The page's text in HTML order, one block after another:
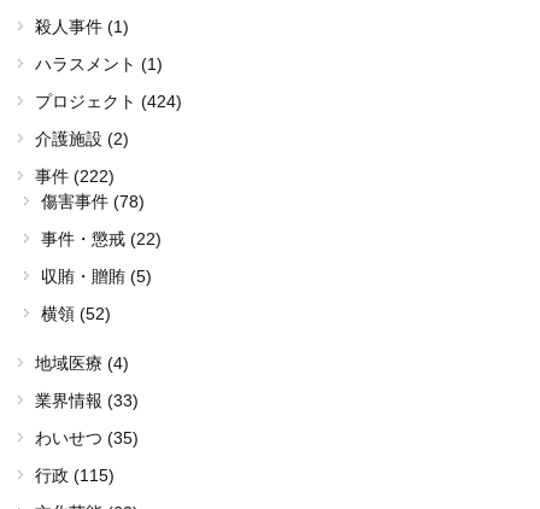
殺人事件 (1)
ハラスメント (1)
プロジェクト (424)
介護施設 (2)
事件 (222)
傷害事件 (78)
事件・懲戒 (22)
収賄・贈賄 (5)
横領 (52)
地域医療 (4)
業界情報 (33)
わいせつ (35)
行政 (115)